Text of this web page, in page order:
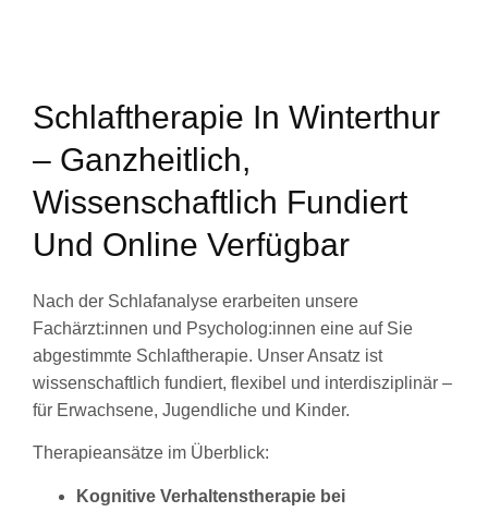
Schlaftherapie In Winterthur
– Ganzheitlich,
Wissenschaftlich Fundiert
Und Online Verfügbar
Nach der Schlafanalyse erarbeiten unsere
Fachärzt:innen und Psycholog:innen eine auf Sie
abgestimmte Schlaftherapie. Unser Ansatz ist
wissenschaftlich fundiert, flexibel und interdisziplinär –
für Erwachsene, Jugendliche und Kinder.
Therapieansätze im Überblick:
Kognitive Verhaltenstherapie bei